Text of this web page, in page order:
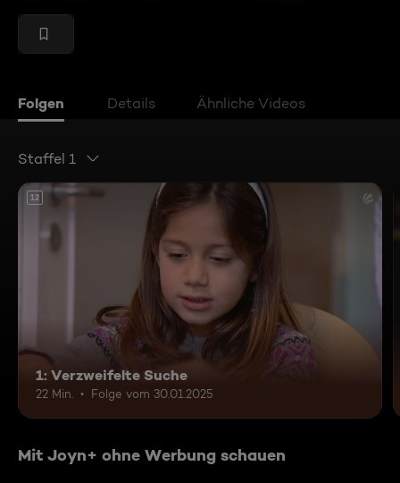
Folgen Details Ähnliche Videos
Staffel 1
12
1: Verzweifelte Suche
22 Min. Folge vom 30.01.2025
Mit Joyn+ ohne Werbung schauen